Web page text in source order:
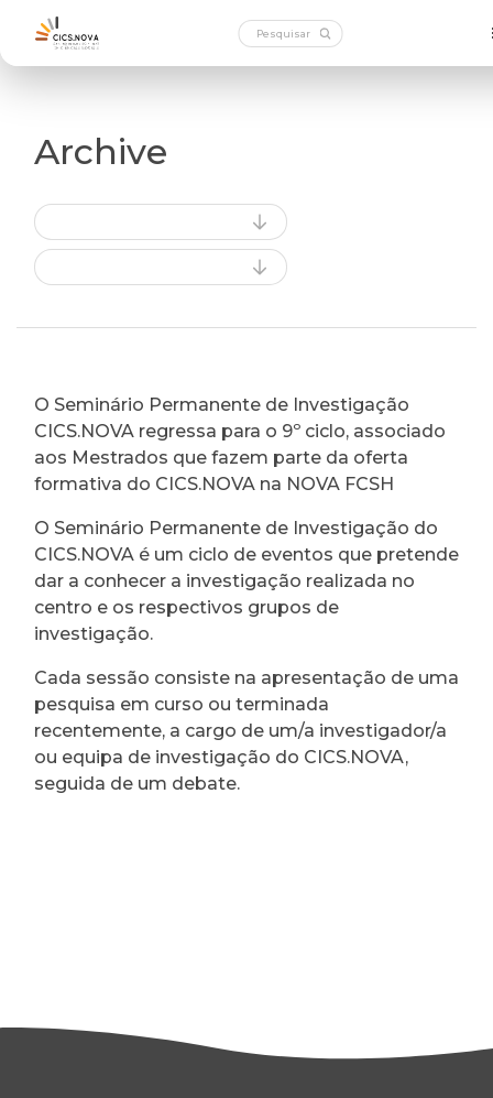
Archive
O Seminário Permanente de Investigação
CICS.NOVA regressa para o 9º ciclo, associado
aos Mestrados que fazem parte da oferta
formativa do CICS.NOVA na NOVA FCSH
O Seminário Permanente de Investigação do
CICS.NOVA é um ciclo de eventos que pretende
dar a conhecer a investigação realizada no
centro e os respectivos grupos de
investigação.
Cada sessão consiste na apresentação de uma
pesquisa em curso ou terminada
recentemente, a cargo de um/a investigador/a
ou equipa de investigação do CICS.NOVA,
seguida de um debate.